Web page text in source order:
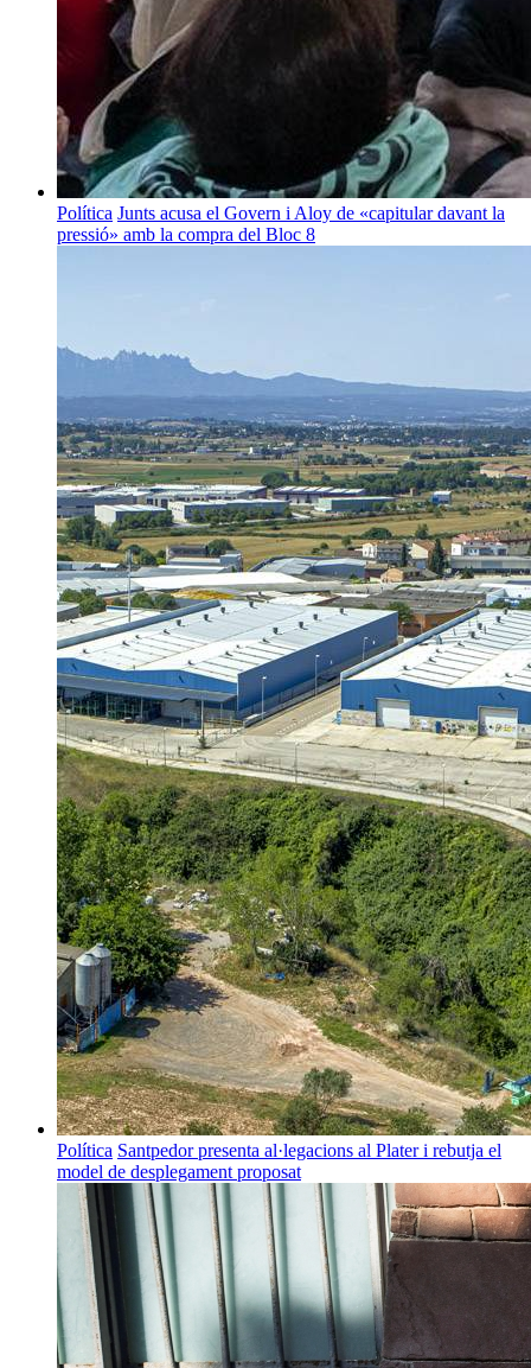
Política Junts acusa el Govern i Aloy de «capitular davant la
pressió» amb la compra del Bloc 8
Política Santpedor presenta al·legacions al Plater i rebutja el
model de desplegament proposat